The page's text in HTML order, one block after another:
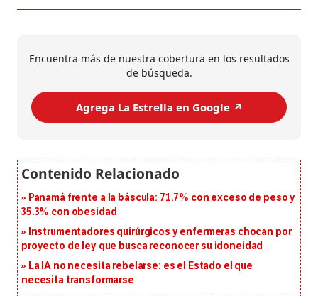
Encuentra más de nuestra cobertura en los resultados
de búsqueda.
Agrega La Estrella en Google ↗️
Panamá frente a la báscula: 71.7% con exceso de peso y
35.3% con obesidad
Instrumentadores quirúrgicos y enfermeras chocan por
proyecto de ley que busca reconocer su idoneidad
La IA no necesita rebelarse: es el Estado el que
necesita transformarse